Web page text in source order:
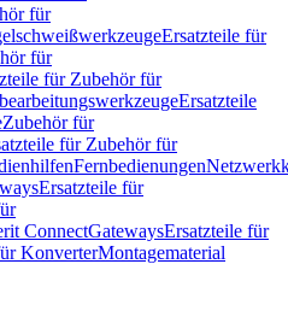
für
Ersatzteile für
für
für Zubehör für
Ersatzteile
Zubehör für
für Zubehör für
Fernbedienungen
Ersatzteile für
ConnectGatewaysErsatzteile für
KonverterMontagematerial